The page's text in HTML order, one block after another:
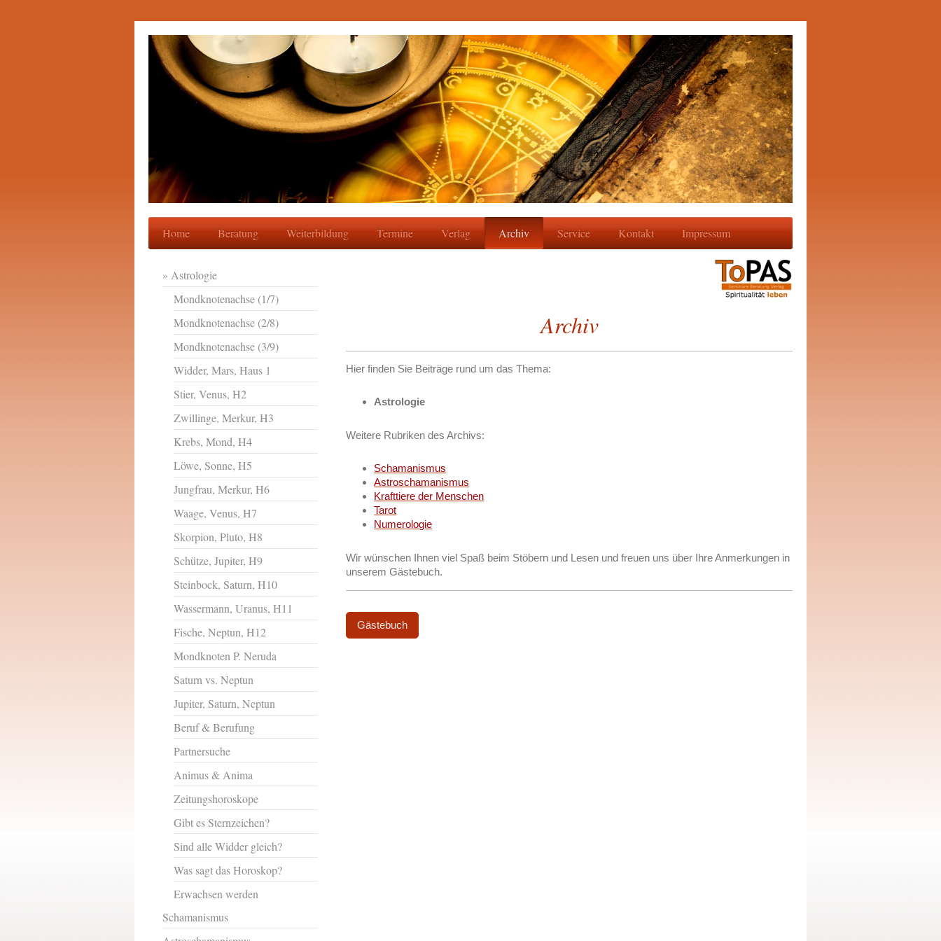
Home Beratung Weiterbildung Termine Verlag Archiv Service Kontakt Impressum
Archiv
Hier finden Sie Beiträge rund um das Thema:
Astrologie
​Weitere Rubriken des Archivs:
Schamanismus
Astroschamanismus
Krafttiere der Menschen
Tarot
Numerologie
Wir wünschen Ihnen viel Spaß beim Stöbern und Lesen und freuen uns über Ihre Anmerkungen in
unserem Gästebuch.
Gästebuch
Astrologie
Mondknotenachse (1/7)
Mondknotenachse (2/8)
Mondknotenachse (3/9)
Widder, Mars, Haus 1
Stier, Venus, H2
Zwillinge, Merkur, H3
Krebs, Mond, H4
Löwe, Sonne, H5
Jungfrau, Merkur, H6
Waage, Venus, H7
Skorpion, Pluto, H8
Schütze, Jupiter, H9
Steinbock, Saturn, H10
Wassermann, Uranus, H11
Fische, Neptun, H12
Mondknoten P. Neruda
Saturn vs. Neptun
Jupiter, Saturn, Neptun
Beruf & Berufung
Partnersuche
Animus & Anima
Zeitungshoroskope
Gibt es Sternzeichen?
Sind alle Widder gleich?
Was sagt das Horoskop?
Erwachsen werden
Schamanismus